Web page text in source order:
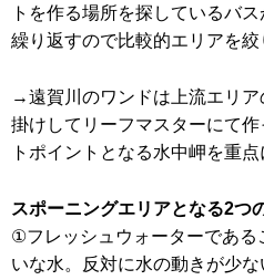
トを作る場所を探しているバ
繰り返すので比較的エリアを絞
→遠賀川のワンドは上流エリ
掛けしてリーフマスターにて
トポイントとなる水中岬を重点
スポーニングエリアとなる2つ
①フレッシュウォーターである
いな水。反対に水の動きが少